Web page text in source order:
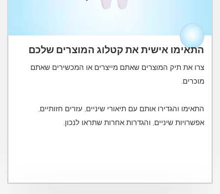
התאימו אישית את קטלוג המוצרים שלכם
צרו את תיק המוצרים שאתם מייצרים או המכשירים שאתם
התאימו והגדירו אותם עם תיאורי שיניים, עזרים חזותיים,
אפשרויות שיניים, והגדרות אחרות שתראו לנכון.